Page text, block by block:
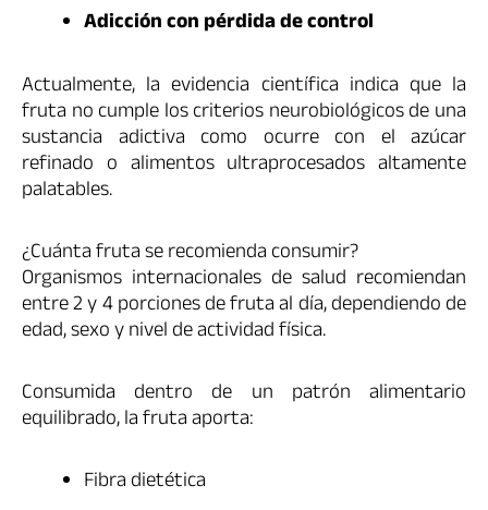
Adicción con pérdida de control
Actualmente, la evidencia científica indica que la
fruta no cumple los criterios neurobiológicos de una
sustancia adictiva como ocurre con el azúcar
refinado o alimentos ultraprocesados altamente
palatables.
¿Cuánta fruta se recomienda consumir?
Organismos internacionales de salud recomiendan
entre 2 y 4 porciones de fruta al día, dependiendo de
edad, sexo y nivel de actividad física.
Consumida dentro de un patrón alimentario
equilibrado, la fruta aporta:
Fibra dietética